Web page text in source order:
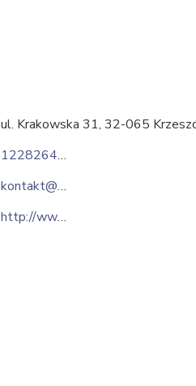
ul. Krakowska 31, 32-065
122826415
kontakt@rimix.pl
http://www.rimix.pl